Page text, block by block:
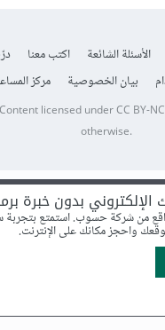
الأسئلة الشائعة اكتب معنا
بيان الخصوصية مركز
Content licensed underCC BY-
otherwise.